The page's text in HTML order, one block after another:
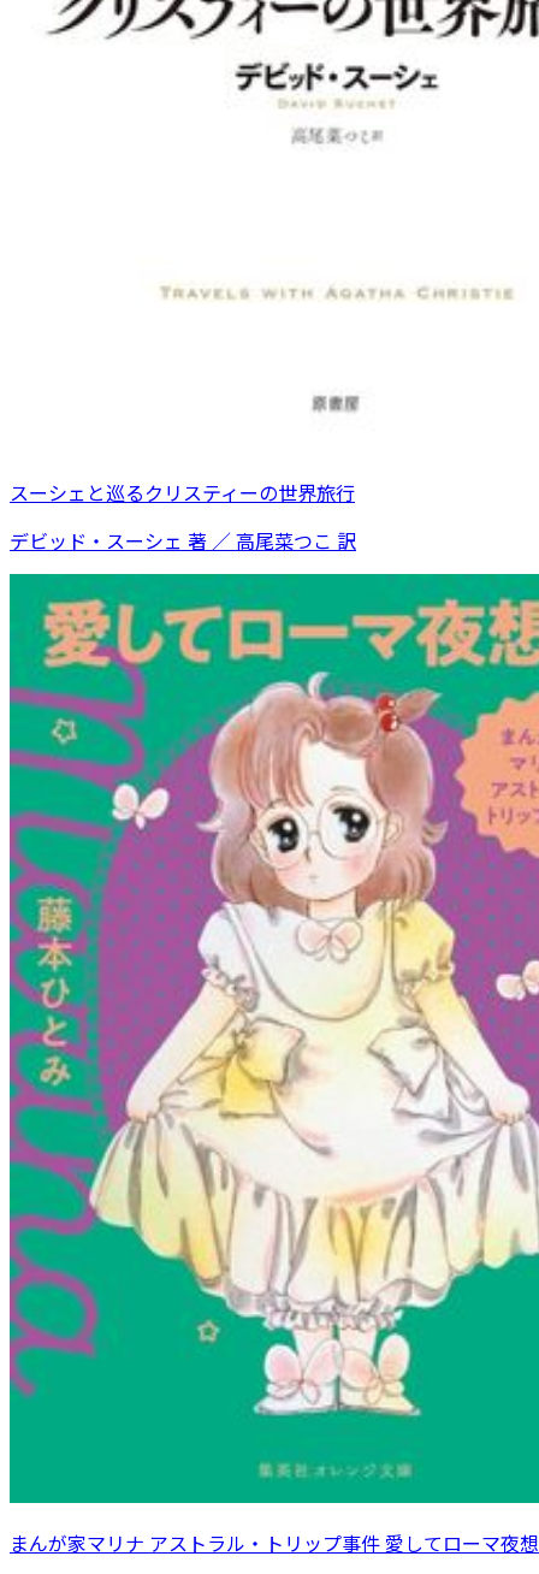
スーシェと巡るクリスティーの世界旅行
デビッド・スーシェ 著 ／ 高尾菜つこ 訳
まんが家マリナ アストラル・トリップ事件 愛してローマ夜